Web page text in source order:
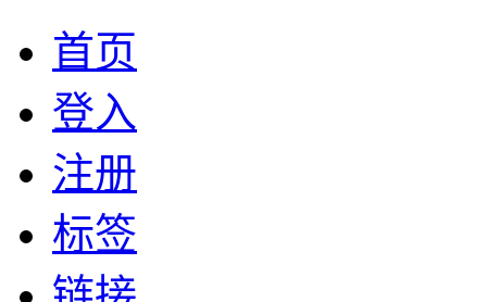
首页
登入
注册
标签